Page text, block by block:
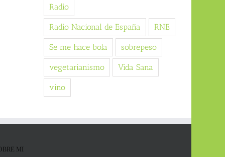
Radio
Radio Nacional de España RNE
Se me hace bola sobrepeso
vegetarianismo Vida Sana
vino
MI